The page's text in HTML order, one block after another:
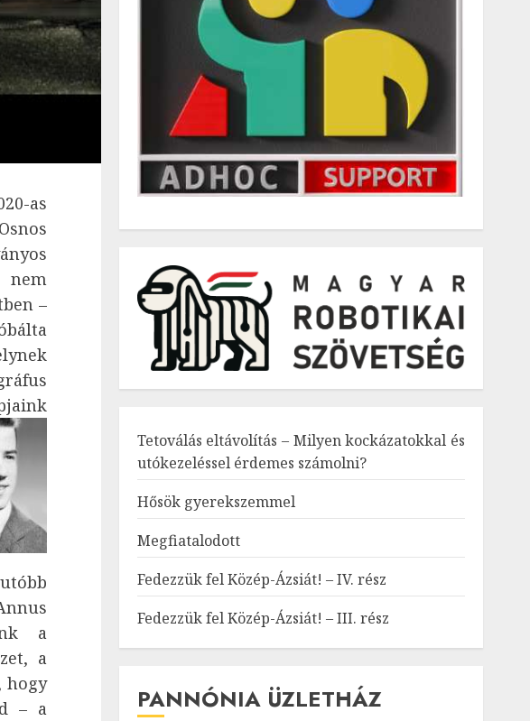
as
–
a
a
hogy
– a
Tetoválás eltávolítás – Milyen kockázatokkal és
utókezeléssel érdemes számolni?
Hősök gyerekszemmel
Megfiatalodott
Fedezzük fel Közép-Ázsiát! – IV. rész
Fedezzük fel Közép-Ázsiát! – III. rész
PANNÓNIA ÜZLETHÁZ